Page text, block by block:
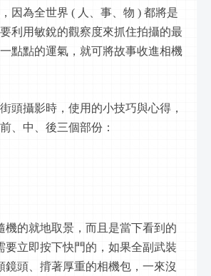
因為全世界 ( 人、事、物 ) 都將是
利用敏銳的觀察度來抓住拍攝的最
點點的運氣，就可將故事收進相機
頭攝影時，使用的小技巧與心得，
、中、後三個部份：
機的就地取景，而且是當下看到的
要立即按下快門的，如果全副武裝
鏡頭、揹著厚重的相機包，一來沒